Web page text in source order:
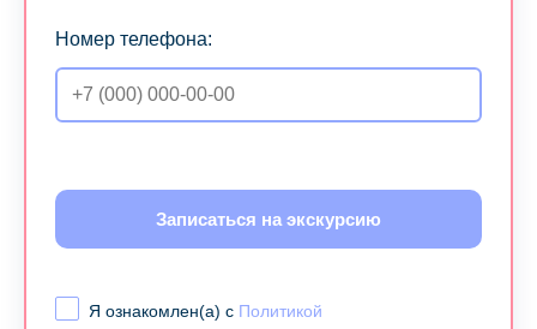
Номер телефона:
Записаться на экскурсию
Я ознакомлен(а) с Политикой